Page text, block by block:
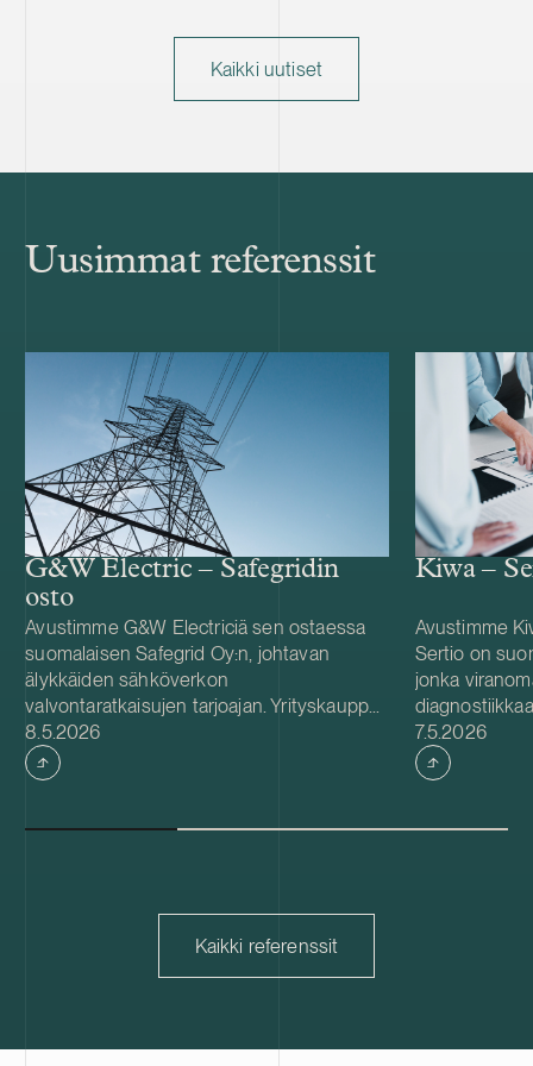
Kaikki uutiset
Uusimmat referenssit
G&W Electric – Safegridin
osto
Avustimme G&W Electriciä sen ostaessa
suomalaisen Safegrid Oy:n, johtavan
älykkäiden sähköverkon
valvontaratkaisujen tarjoajan. Yrityskauppa
nopeuttaa G&W Electricin pitkäaikaista
strategiaa integroida älykäs verkonvalvonta
ja ennakoiva analytiikka
sen tarjontaa sähköyhtiöasiakkaille
Bolingbrookissa pääkonttoriaan pitävä
globaali johtaja innovatiivisissa
jälleenkytkinten, antureiden,
Julkaistu
8.5.2026
Kiwa –
Avustimme
Sertio on
jonka
asetuksen
IVDR:n
johtavista
Julkaistu
7.5.2026
Kaikki referenssit